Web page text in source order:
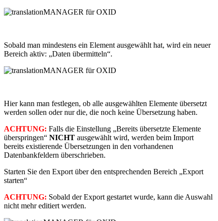
Sobald man mindestens ein Element ausgewählt hat, wird ein neuer
Bereich aktiv: „Daten übermitteln“.
Hier kann man festlegen, ob alle ausgewählten Elemente übersetzt
werden sollen oder nur die, die noch keine Übersetzung haben.
ACHTUNG: Falls die Einstellung „Bereits übersetzte Elemente
überspringen“ NICHT ausgewählt wird, werden beim Import
bereits existierende Übersetzungen in den vorhandenen
Datenbankfeldern überschrieben.
Starten Sie den Export über den entsprechenden Bereich „Export
starten“
ACHTUNG: Sobald der Export gestartet wurde, kann die Auswahl
nicht mehr editiert werden.